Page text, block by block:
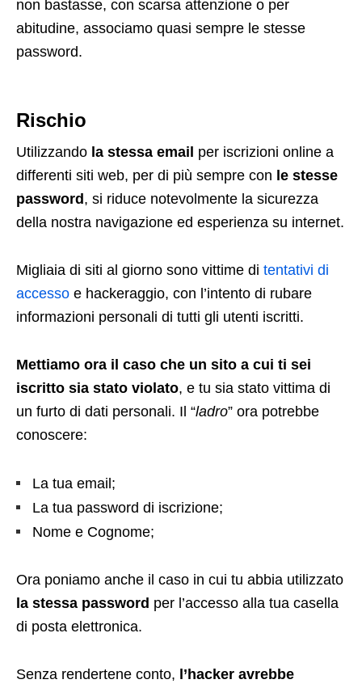
non bastasse, con scarsa attenzione o per
abitudine, associamo quasi sempre le stesse
password.
Rischio
Utilizzando la stessa email per iscrizioni online a
differenti siti web, per di più sempre con le stesse
password , si riduce notevolmente la sicurezza
della nostra navigazione ed esperienza su internet.
Migliaia di siti al giorno sono vittime di tentativi di
accesso e hackeraggio, con l’intento di rubare
informazioni personali di tutti gli utenti iscritti.
Mettiamo ora il caso che un sito a cui ti sei
iscritto sia stato violato, e tu sia stato vittima di
un furto di dati personali. Il “ladro” ora potrebbe
conoscere:
La tua email;
La tua password di iscrizione;
Nome e Cognome;
Ora poniamo anche il caso in cui tu abbia utilizzato
la stessa password per l’accesso alla tua casella
di posta elettronica.
Senza rendertene conto, l’hacker avrebbe